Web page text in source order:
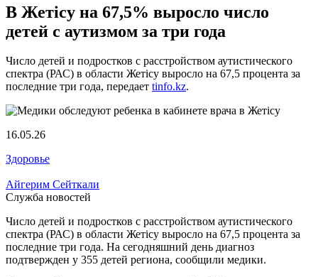
В Жетісу на 67,5% выросло число
детей с аутизмом за три года
Число детей и подростков с расстройством аутистического
спектра (РАС) в области Жетісу выросло на 67,5 процента за
последние три года, передает tinfo.kz.
16.05.26
Здоровье
Айгерим Сейткали
Служба новостей
Число детей и подростков с расстройством аутистического
спектра (РАС) в области Жетісу выросло на 67,5 процента за
последние три года. На сегодняшний день диагноз
подтвержден у 355 детей региона, сообщили медики.